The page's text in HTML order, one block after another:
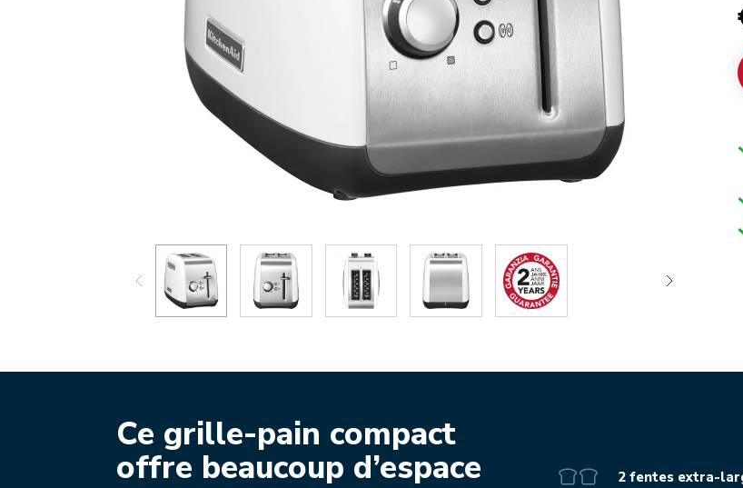
Ce grille-pain compact
offre beaucoup d’espace 2 fentes extra-